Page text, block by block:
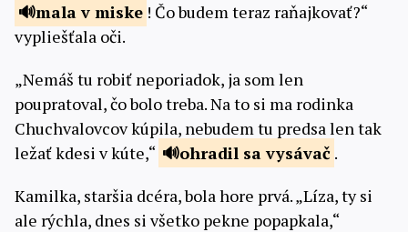
malav miske ! Čo budem teraz raňajkovať?“
vypliešťala oči.
„Nemáš tu robiť neporiadok, ja som len
poupratoval, čo bolo treba. Na to si ma rodinka
Chuchvalovcov kúpila, nebudem tu predsa len tak
ležať kdesi v kúte,“
ohradil sa vysávač .
Kamilka, staršia dcéra, bola hore prvá. „Líza, ty si
ale rýchla, dnes si všetko pekne popapkala,“